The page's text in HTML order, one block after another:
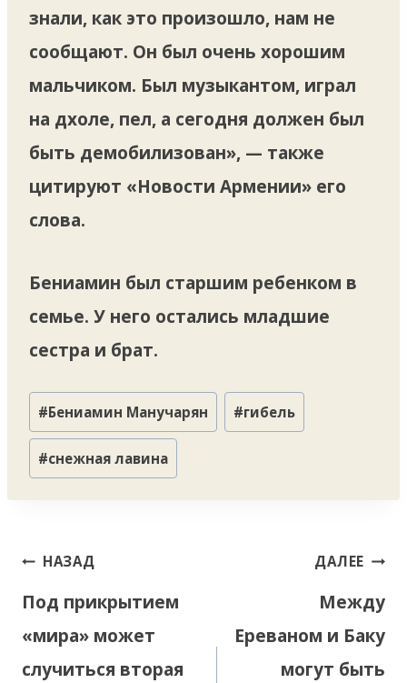
знали, как это произошло, нам не
сообщают. Он был очень хорошим
мальчиком. Был музыкантом, играл
на дхоле, пел, а сегодня должен был
быть демобилизован», — также
цитируют «Новости Армении» его
слова.
Бениамин был старшим ребенком в
семье. У него остались младшие
сестра и брат.
Метки
записи:
#Бениамин Манучарян #гибель
#снежная лавина
Навигация
записям
НАЗАД
Под прикрытием
«мира» может
случиться вторая
ДАЛЕЕ
Между
Ереваном и Баку
могут быть